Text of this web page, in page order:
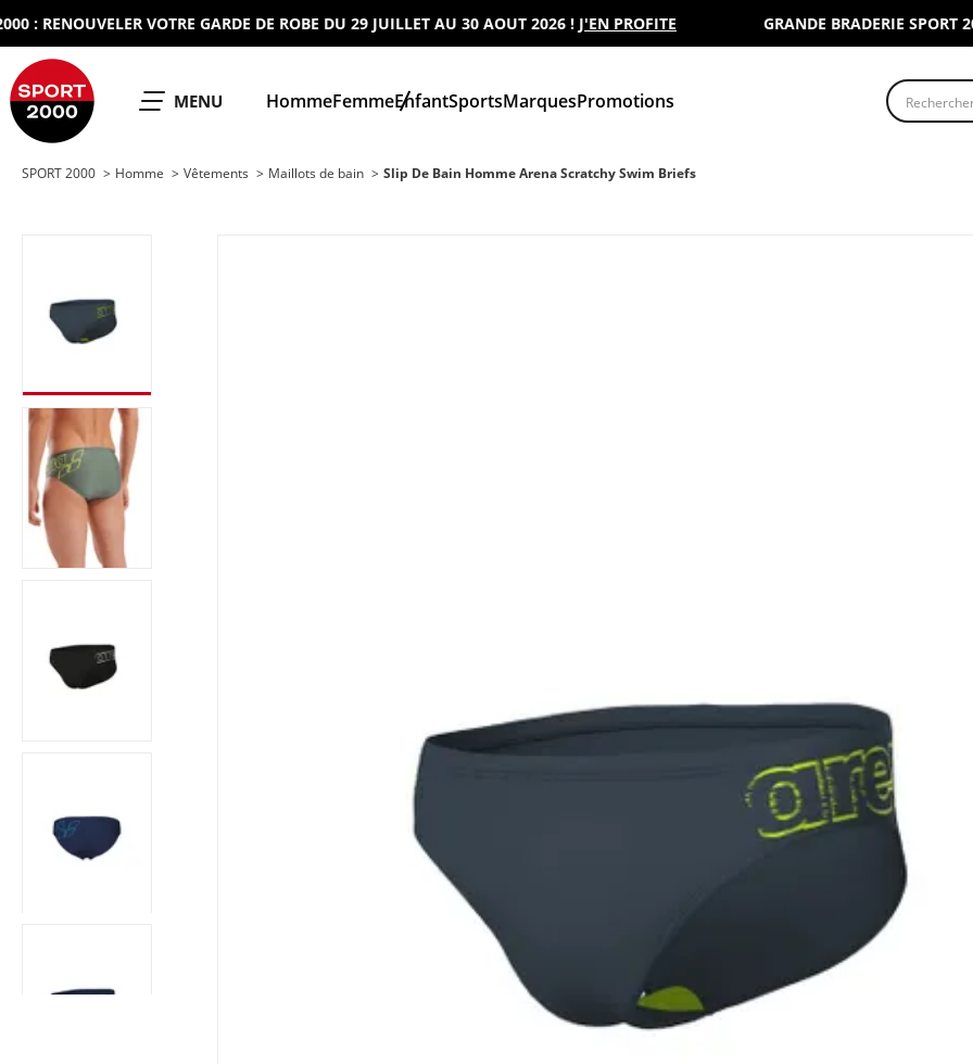
RENOUVELER VOTRE GARDE DE ROBE DU 29 JUILLET AU 30 AOUT 2026 !J'EN PROFITE GRANDE BRADERIE SPORT
OUVRIR LE
MENU HommeFemmeEnfantSportsMarquesPromotions
SPORT 2000 Homme Vêtements Maillots de bain Slip De Bain Homme Arena Scratchy Swim Briefs